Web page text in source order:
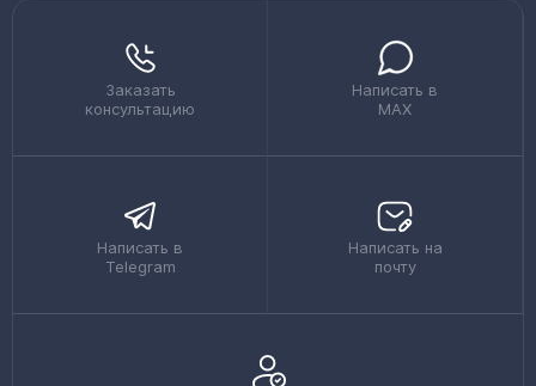
Заказать
консультацию
Написать в
MAX
Написать в
Telegram
Написать на
почту